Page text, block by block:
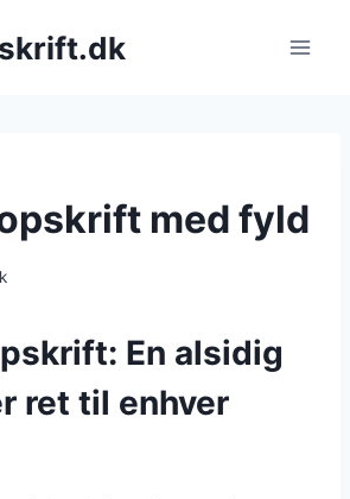
med fyld
En alsidig
ret til enhver